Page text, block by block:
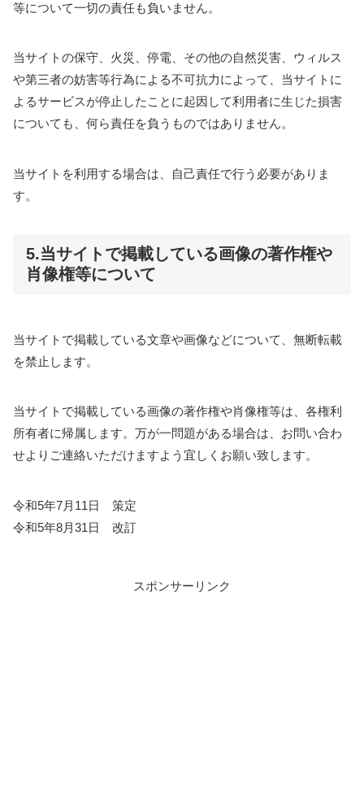
等について一切の責任も負いません。
当サイトの保守、火災、停電、その他の自然災害、ウィルス
や第三者の妨害等行為による不可抗力によって、当サイトに
よるサービスが停止したことに起因して利用者に生じた損害
についても、何ら責任を負うものではありません。
当サイトを利用する場合は、自己責任で行う必要がありま
す。
5.当サイトで掲載している画像の著作権や
肖像権等について
当サイトで掲載している文章や画像などについて、無断転載
を禁止します。
当サイトで掲載している画像の著作権や肖像権等は、各権利
所有者に帰属します。万が一問題がある場合は、お問い合わ
せよりご連絡いただけますよう宜しくお願い致します。
令和5年7月11日 策定
令和5年8月31日 改訂
スポンサーリンク